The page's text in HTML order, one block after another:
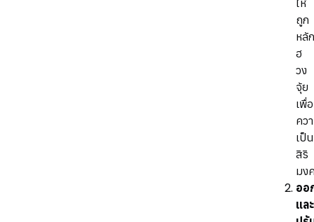
ถูก
หลัก
ฮ
วง
จุ้ย
เพื่อ
คว
เป็น
สิริ
มง
ออ
และ